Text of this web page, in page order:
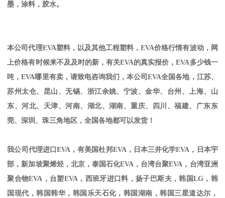
墨，涂料，胶水。
本公司代理EVA塑料，以及其他工程塑料，EVA价格行情有波动，网
上价格有时候来不及及时的新，有关EVA的真实报价，EVA多少钱一
吨，EVA哪里有卖，请致电咨询我们，本公司EVA全国各地，江苏、
苏州太仓、昆山、无锡、浙江余姚、宁波、金华、台州、上海、山
东、河北、天津、河南、湖北、湖南、重庆、四川、福建、广东东
莞、深圳、珠三角地区，全国各地都可以发货！
我公司代理进口 EVA，有美国杜邦EVA，日本三井化学EVA ，日本宇
部，新加坡聚烯烃，北京，泰国石化EVA ，台湾台聚EVA ，台湾亚洲
聚合物EVA ，台塑EVA，西班牙进口料，扬子巴斯夫，韩国LG，韩
国现代，韩国韩华，韩国乐天石化，韩国湖南，韩国三星道达尔，